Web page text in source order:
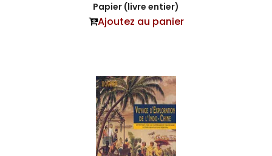
Papier (livre entier)
Ajoutez au panier